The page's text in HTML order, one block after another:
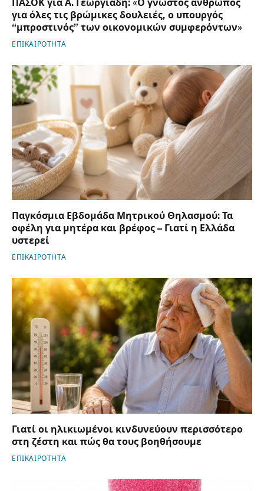
ΠΑΣΟΚ για Α. Γεωργιάδη: «Ο γνωστός άνθρωπος
για όλες τις βρώμικες δουλειές, ο υπουργός
“μπροστινός” των οικονομικών συμφερόντων»
ΕΠΙΚΑΙΡΟΤΗΤΑ
Παγκόσμια Εβδομάδα Μητρικού Θηλασμού: Τα
οφέλη για μητέρα και βρέφος – Γιατί η Ελλάδα
υστερεί
ΕΠΙΚΑΙΡΟΤΗΤΑ
Γιατί οι ηλικιωμένοι κινδυνεύουν περισσότερο
στη ζέστη και πώς θα τους βοηθήσουμε
ΕΠΙΚΑΙΡΟΤΗΤΑ